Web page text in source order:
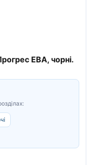
ЕВА, чорні.